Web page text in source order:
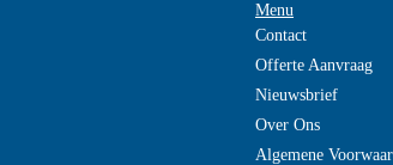
Menu
Contact
Offerte Aanvraag
Nieuwsbrief
Over Ons
Algemene